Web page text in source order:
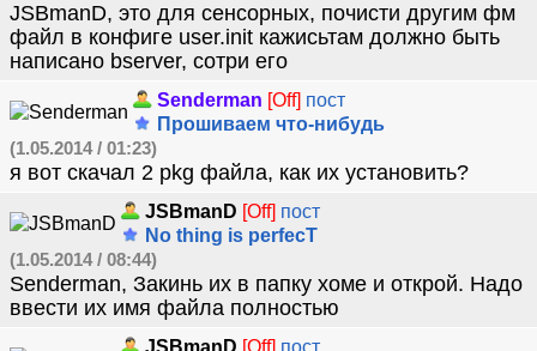
JSBmanD, это для сенсорных, почисти другим фм
файл в конфиге user.init кажисьтам должно быть
написано bserver, сотри его
Senderman [Off] пост
Прошиваем что-нибудь
(1.05.2014 / 01:23)
я вот скачал 2 pkg файла, как их установить?
JSBmanD [Off] пост
No thing is perfecT
(1.05.2014 / 08:44)
Senderman, Закинь их в папку хоме и открой. Надо
ввести их имя файла полностью
JSBmanD [Off] пост